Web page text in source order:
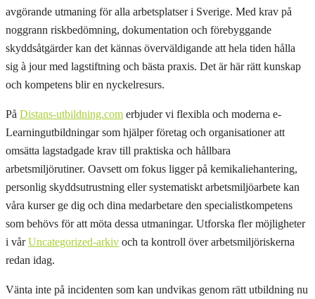
avgörande utmaning för alla arbetsplatser i Sverige. Med krav på
noggrann riskbedömning, dokumentation och förebyggande
skyddsåtgärder kan det kännas överväldigande att hela tiden hålla
sig à jour med lagstiftning och bästa praxis. Det är här rätt kunskap
och kompetens blir en nyckelresurs.
På Distans-utbildning.com erbjuder vi flexibla och moderna e-
Learningutbildningar som hjälper företag och organisationer att
omsätta lagstadgade krav till praktiska och hållbara
arbetsmiljörutiner. Oavsett om fokus ligger på kemikaliehantering,
personlig skyddsutrustning eller systematiskt arbetsmiljöarbete kan
våra kurser ge dig och dina medarbetare den specialistkompetens
som behövs för att möta dessa utmaningar. Utforska fler möjligheter
i vårUncategorized-arkiv och ta kontroll över arbetsmiljöriskerna
redan idag.
Vänta inte på incidenten som kan undvikas genom rätt utbildning nu